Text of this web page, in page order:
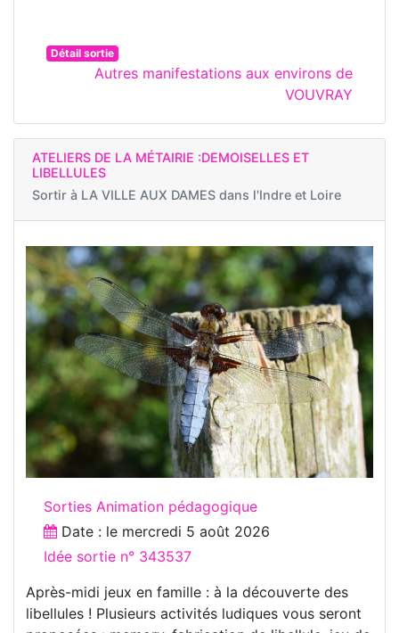
Détail sortie
Autres manifestations aux environs de
VOUVRAY
ATELIERS DE LA MÉTAIRIE :DEMOISELLES ET
LIBELLULES
Sortir à LA VILLE AUX DAMES dans l'Indre et Loire
Sorties Animation pédagogique
Date : le mercredi 5 août 2026
Idée sortie n° 343537
Après-midi jeux en famille : à la découverte des
libellules ! Plusieurs activités ludiques vous seront